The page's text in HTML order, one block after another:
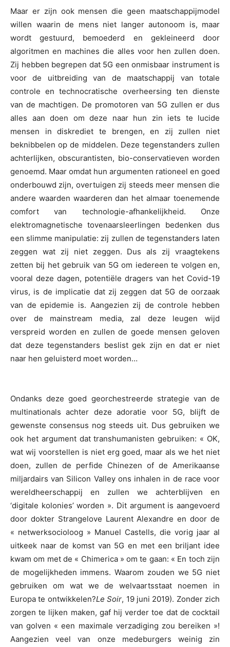
Maar er zijn ook mensen die geen maatschappijmodel
willen waarin de mens niet langer autonoom is, maar
wordt gestuurd, bemoederd en gekleineerd door
algoritmen en machines die alles voor hen zullen doen.
Zij hebben begrepen dat 5G een onmisbaar instrument is
voor de uitbreiding van de maatschappij van totale
controle en technocratische overheersing ten dienste
van de machtigen. De promotoren van 5G zullen er dus
alles aan doen om deze naar hun zin iets te lucide
mensen in diskrediet te brengen, en zij zullen niet
beknibbelen op de middelen. Deze tegenstanders zullen
achterlijken, obscurantisten, bio-conservatieven worden
genoemd. Maar omdat hun argumenten rationeel en goed
onderbouwd zijn, overtuigen zij steeds meer mensen die
andere waarden waarderen dan het almaar toenemende
comfort van technologie-afhankelijkheid. Onze
elektromagnetische tovenaarsleerlingen bedenken dus
een slimme manipulatie: zij zullen de tegenstanders laten
zeggen wat zij niet zeggen. Dus als zij vraagtekens
zetten bij het gebruik van 5G om iedereen te volgen en,
vooral deze dagen, potentiële dragers van het Covid-19
virus, is de implicatie dat zij zeggen dat 5G de oorzaak
van de epidemie is. Aangezien zij de controle hebben
over de mainstream media, zal deze leugen wijd
verspreid worden en zullen de goede mensen geloven
dat deze tegenstanders beslist gek zijn en dat er niet
naar hen geluisterd moet worden…
Ondanks deze goed georchestreerde strategie van de
multinationals achter deze adoratie voor 5G, blijft de
gewenste consensus nog steeds uit. Dus gebruiken we
ook het argument dat transhumanisten gebruiken: « OK,
wat wij voorstellen is niet erg goed, maar als we het niet
doen, zullen de perfide Chinezen of de Amerikaanse
miljardairs van Silicon Valley ons inhalen in de race voor
wereldheerschappij en zullen we achterblijven en
‘digitale kolonies’ worden ». Dit argument is aangevoerd
door dokter Strangelove Laurent Alexandre en door de
« netwerksocioloog » Manuel Castells, die vorig jaar al
uitkeek naar de komst van 5G en met een briljant idee
kwam om met de « Chimerica » om te gaan: « En toch zijn
de mogelijkheden immens. Waarom zouden we 5G niet
gebruiken om wat we de welvaartsstaat noemen in
Europa te ontwikkelen?Le Soir, 19 juni 2019). Zonder zich
zorgen te lijken maken, gaf hij verder toe dat de cocktail
van golven « een maximale verzadiging zou bereiken »!
Aangezien veel van onze medeburgers weinig zin